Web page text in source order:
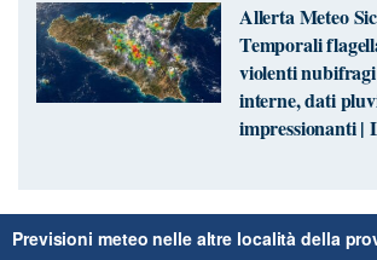
Allerta Meteo
Temporali
violenti nubifragi
interne, dati
impressionanti |
Previsioni meteo nelle altre località della